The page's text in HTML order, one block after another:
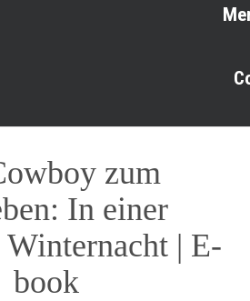
zum
In einer
| E-
book